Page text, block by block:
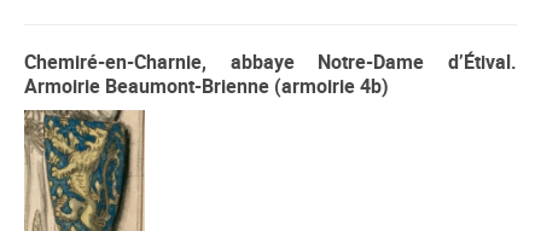
Chemiré-en-Charnie, abbaye Notre-Dame d’Étival.
Armoirie Beaumont-Brienne (armoirie 4b)